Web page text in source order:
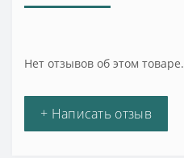
Нет отзывов об этом товаре.
+ Написать отзыв